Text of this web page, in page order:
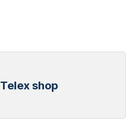
Telex shop